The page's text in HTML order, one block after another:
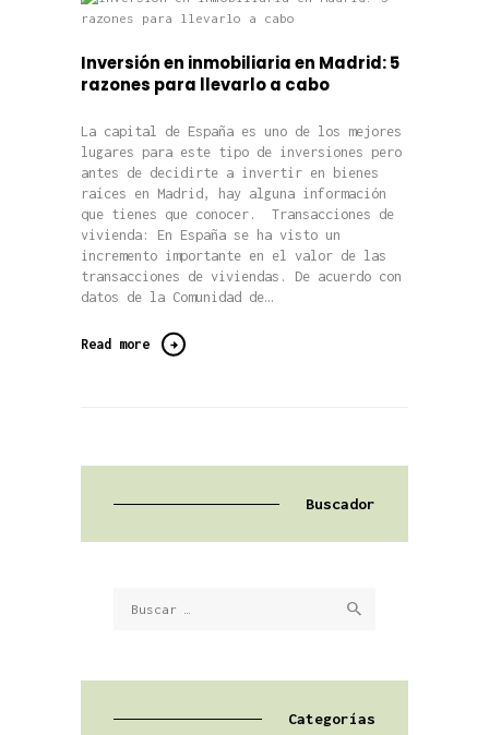
Inversión en inmobiliaria en Madrid: 5
razones para llevarlo a cabo
La capital de España es uno de los mejores
lugares para este tipo de inversiones pero
antes de decidirte a invertir en bienes
raíces en Madrid, hay alguna información
que tienes que conocer. Transacciones de
vivienda: En España se ha visto un
incremento importante en el valor de las
transacciones de viviendas. De acuerdo con
datos de la Comunidad de…
Read more
Buscador
Categorías